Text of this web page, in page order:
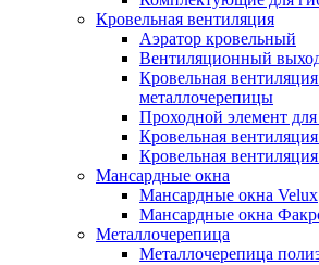
Кровельная вентиляция
Аэратор кровельный
Вентиляционный
Кровельная
металлочерепицы
Проходной элемент
Кровельная
Кровельная
Мансардные окна
Мансардные окна Velux
Мансардные окна
Металлочерепица
Металлочерепица